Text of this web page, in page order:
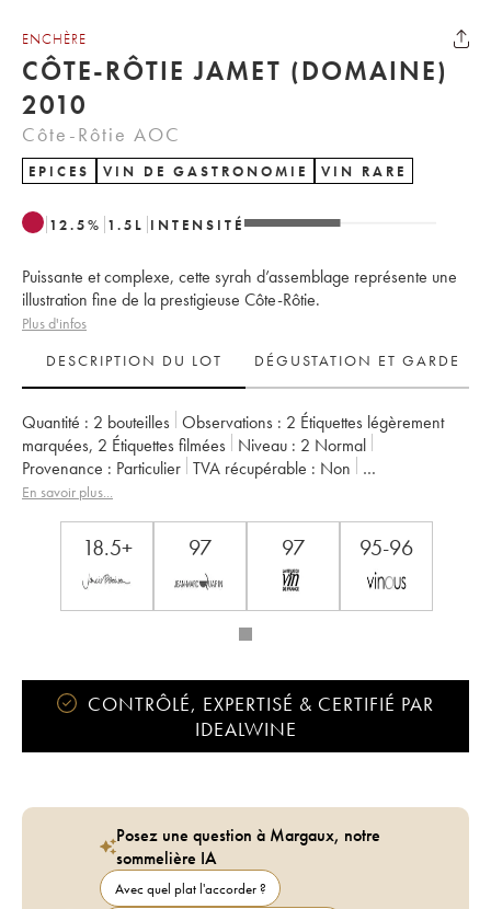
ENCHÈRE
CÔTE-RÔTIE JAMET (DOMAINE)
2010
Côte-Rôtie AOC
EPICES VIN DE GASTRONOMIE VIN RARE
12.5% 1.5 L INTENSITÉ
Puissante et complexe, cette syrah d’assemblage représente une
illustration fine de la prestigieuse Côte-Rôtie.
Plus d'infos
DESCRIPTION DU LOT
DÉGUSTATION ET GARDE
Quantité : 2 bouteilles Observations : 2 Étiquettes légèrement
marquées, 2 Étiquettes filmées Niveau : 2 Normal
Provenance : particulier TVA récupérable :
non
Région :
Vallée du Rhône
En savoir plus...
18.5+ 97 97 95-96
CONTRÔLÉ, EXPERTISÉ & CERTIFIÉ PAR
IDEALWINE
Posez une question à Margaux, notre
sommelière IA
Avec quel plat l'accorder ?